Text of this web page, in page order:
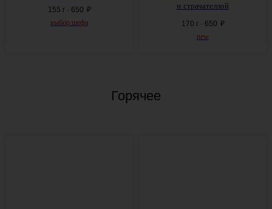
155 г · 650 ₽
выбор шефа
и страчателлой
170 г · 650 ₽
new
Горячее